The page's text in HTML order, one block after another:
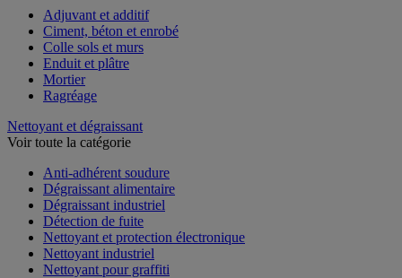
Adjuvant et additif
Ciment, béton et enrobé
Colle sols et murs
Enduit et plâtre
Mortier
Ragréage
Nettoyant et dégraissant
Voir toute la catégorie
Anti-adhérent soudure
Dégraissant alimentaire
Dégraissant industriel
Détection de fuite
Nettoyant et protection électronique
Nettoyant industriel
Nettoyant pour graffiti